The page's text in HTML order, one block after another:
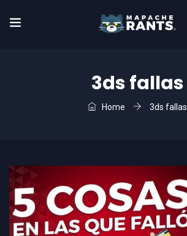
3ds fallas
Home 3ds fallas